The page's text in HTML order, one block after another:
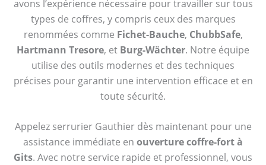
avons l’expérience nécessaire pour travailler sur tous
types de coffres, y compris ceux des marques
renommées comme Fichet-Bauche, ChubbSafe,
Hartmann Tresore, et Burg-Wächter. Notre équipe
utilise des outils modernes et des techniques
précises pour garantir une intervention efficace et en
toute sécurité.
Appelez serrurier Gauthier dès maintenant pour une
assistance immédiate en ouverture coffre-fort à
Gits. Avec notre service rapide et professionnel, vous